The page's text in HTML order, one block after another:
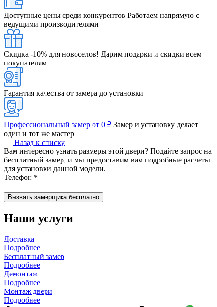
Доступные цены среди конкурентов Работаем напрямую с
ведущими производителями
Скидка -10% для новоселов! Дарим подарки и скидки всем
покупателям
Гарантия качества от замера до установки
Профессиональный замер от 0 ₽ Замер и установку делает
один и тот же мастер
Назад к списку
Вам интересно узнать размеры этой двери? Подайте запрос на
бесплатный замер, и мы предоставим вам подробные расчеты
для установки данной модели.
Телефон *
Наши услуги
Доставка
Подробнее
Бесплатный замер
Подробнее
Демонтаж
Подробнее
Монтаж двери
Подробнее